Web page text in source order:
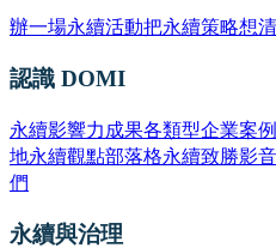
辦一場永續活動把永續策略想
認識 DOMI
永續影響力成果各類型企業案例
地永續觀點部落格永續致勝影
們
永續與治理